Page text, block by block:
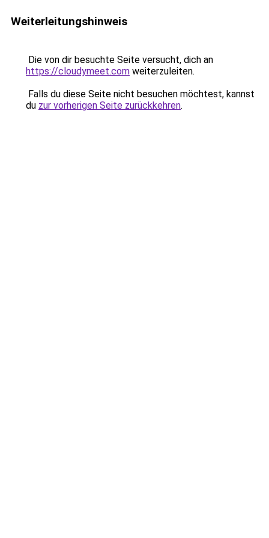
Weiterleitungshinweis
Die von dir besuchte Seite versucht, dich an
https://cloudymeet.com weiterzuleiten.
Falls du diese Seite nicht besuchen möchtest, kannst
du zur vorherigen Seite zurückkehren.